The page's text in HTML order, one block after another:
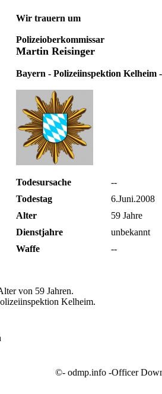
Wir trauern um
Polizeioberkommissar
Martin Reisinger
Bayern - Polizeiinspektion Kelheim
Todesursache
--
Todestag
6.Juni.2008
Alter
59 Jahre
Dienstjahre
unbekannt
Waffe
--
von 59 Jahren.
Kelheim.
©- odmp.info -Officer